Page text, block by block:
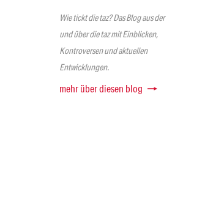
Wie tickt die taz? Das Blog aus der
und über die taz mit Einblicken,
Kontroversen und aktuellen
Entwicklungen.
mehr über diesen blog